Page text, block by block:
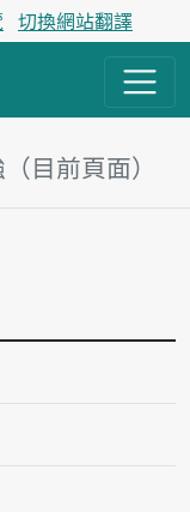
切換網站翻譯
目前頁面）
塊